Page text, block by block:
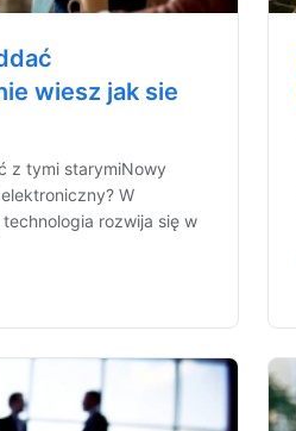
wiesz jak sie
z tymi starymiNowy
W
rozwija się w